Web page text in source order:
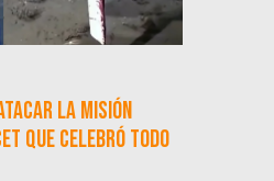
la misión
que celebró todo